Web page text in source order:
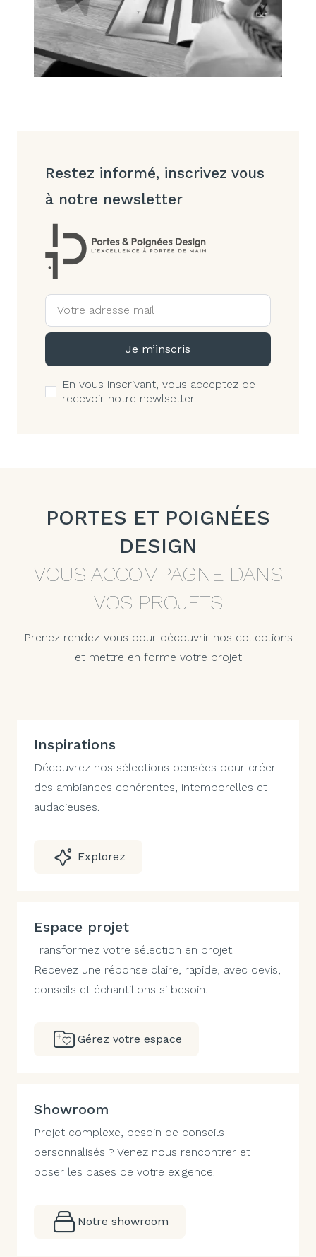
Restez informé, inscrivez vous
à notre newsletter
Je m’inscris
En vous inscrivant, vous acceptez de
recevoir notre newlsetter.
PORTES ET POIGNÉES
DESIGN
VOUS ACCOMPAGNE DANS
VOS PROJETS
Prenez rendez-vous pour découvrir nos collections
et mettre en forme votre projet
Inspirations
Découvrez nos sélections pensées pour créer
des ambiances cohérentes, intemporelles et
audacieuses.
Explorez
Espace projet
Transformez votre sélection en projet.
Recevez une réponse claire, rapide, avec devis,
conseils et échantillons si besoin.
Gérez votre espace
Showroom
Projet complexe, besoin de conseils
personnalisés ? Venez nous rencontrer et
poser les bases de votre exigence.
Notre showroom